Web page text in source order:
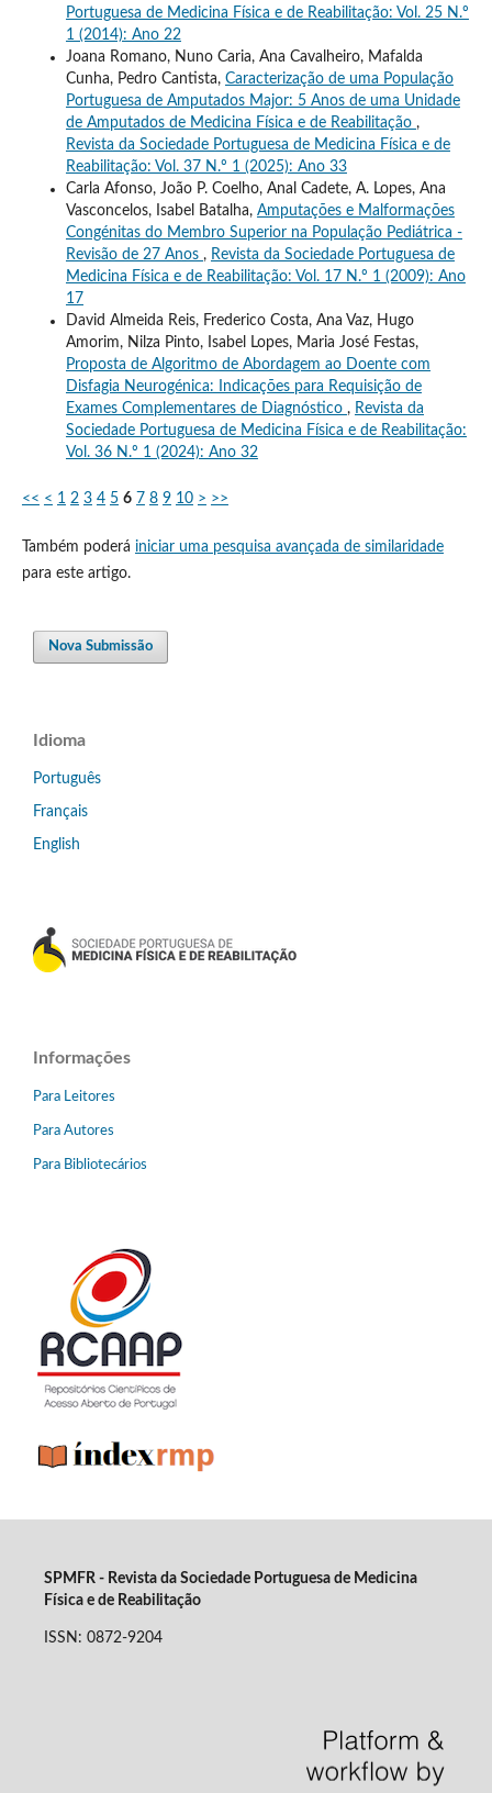
Portuguesa de Medicina Física e de Reabilitação: Vol. 25 N.º
1 (2014): Ano 22
Joana Romano, Nuno Caria, Ana Cavalheiro, Mafalda
Cunha, Pedro Cantista, Caracterização de uma População
Portuguesa de Amputados Major: 5 Anos de uma Unidade
de Amputados de Medicina Física e de Reabilitação ,
Revista da Sociedade Portuguesa de Medicina Física e de
Reabilitação: Vol. 37 N.º 1 (2025): Ano 33
Carla Afonso, João P. Coelho, Anal Cadete, A. Lopes, Ana
Vasconcelos, Isabel Batalha, Amputações e Malformações
Congénitas do Membro Superior na População Pediátrica -
Revisão de 27 Anos , Revista da Sociedade Portuguesa de
Medicina Física e de Reabilitação: Vol. 17 N.º 1 (2009): Ano
17
David Almeida Reis, Frederico Costa, Ana Vaz, Hugo
Amorim, Nilza Pinto, Isabel Lopes, Maria José Festas,
Proposta de Algoritmo de Abordagem ao Doente com
Disfagia Neurogénica: Indicações para Requisição de
Exames Complementares de Diagnóstico , Revista da
Sociedade Portuguesa de Medicina Física e de Reabilitação:
Vol. 36 N.º 1 (2024): Ano 32
<< < 1 2 3 4 5 6 7 8 9 10 > >>
Também poderá iniciar uma pesquisa avançada de similaridade
para este artigo.
Nova Submissão
Idioma
Português
Français
English
Informações
Para Leitores
Para Autores
Para Bibliotecários
SPMFR - Revista da Sociedade Portuguesa de Medicina
Física e de Reabilitação
ISSN: 0872-9204